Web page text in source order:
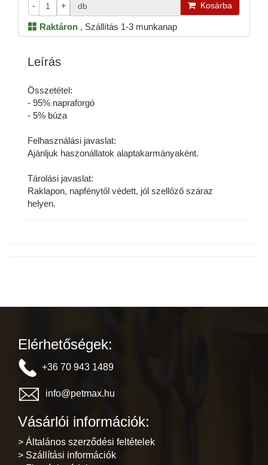
- + db Kosárba
Raktáron , Szállítás 1-3 munkanap
Leírás
Összetétel:
- 95% napraforgó
- 5% búza
Felhasználási javaslat:
Ajánljuk haszonállatok alaptakarmányaként.
Tárolási javaslat:
Raklapon, napfénytől védett, jól szellőző száraz
helyen.
Elérhetőségek:
+36 70 943 1489
info@petmax.hu
Vásárlói információk:
> Általános szerződési feltételek
> Szállítási információk